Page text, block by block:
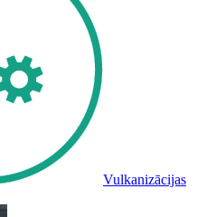
Vulkanizācijas